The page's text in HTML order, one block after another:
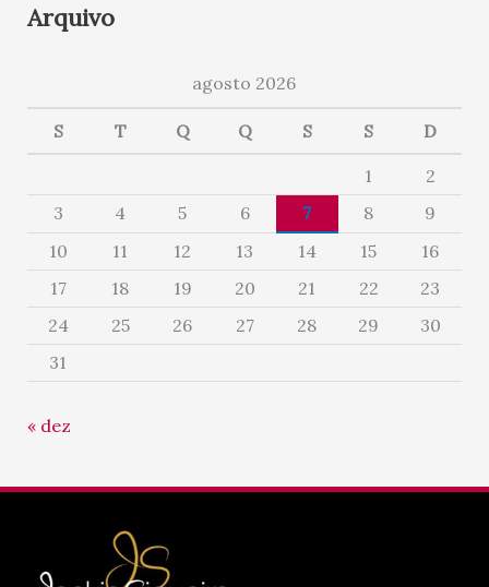
Arquivo
agosto 2026
S T Q Q S S D
1
2
3
4 5 6 7 8
9
10
11 12 13 14 15
16
17
18 19 20 21 22
23
24
25 26 27 28 29
30
31
« dez